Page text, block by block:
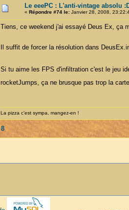
Le eeePC : L'anti-vintage absolu
« Répondre #74 le:Janvier 28, 2008,
Tiens, ce weekend j'ai essayé Deus Ex, ça
Il suffit de forcer la résolution dans
Si tu aime les FPS d'infiltration c'est le jeu
rocketJumps, ça ne brusque pas trop la
La pizza c'est sympa, mangez-en !
8